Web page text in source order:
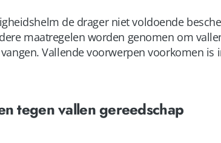
de drager niet voldoende
maatregelen worden genomen om
Vallende voorwerpen voorkomen is
tegen vallen gereedschap